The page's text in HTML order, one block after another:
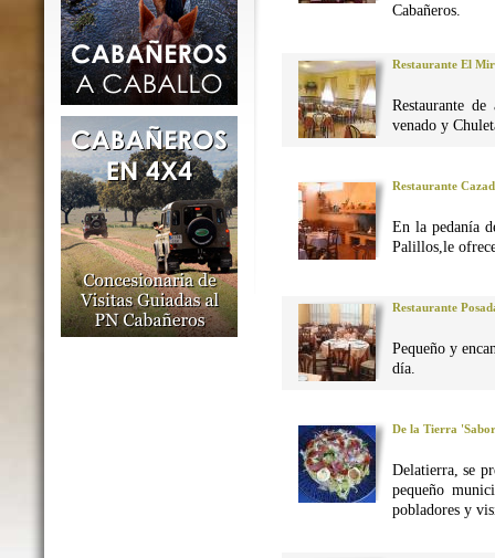
Cabañeros.
Restaurante El
Restaurante
venado y
Restaurante
En la pedanía
Palillos,le
Restaurante
Pequeño y
día.
De la Tierra
Delatierra, se
pequeño
pobladores y